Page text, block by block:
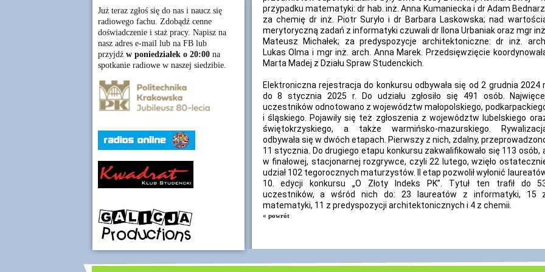
Już teraz zgłoś się do nas i naucz się
radiowego fachu. Zdobądź cenne
doświadczenie i staż pracy. Napisz na
nasz adres e-mail lub na FB lub
przyjdź w poniedziałek o 20:00na
spotkanie radiowe w naszej siedzibie.
przypadku matematyki: dr hab. inż. Anna Kumaniecka i dr Adam
za chemię dr inż. Piotr Suryło i dr Barbara Laskowska; nad
merytoryczną zadań z informatyki czuwali dr Ilona Urbaniak oraz mgr inż.
Mateusz Michałek; za predyspozycje architektoniczne: dr inż. arch.
Lukas Olma i mgr inż. arch. Anna Marek. Przedsięwzięcie
Marta Madej z Działu Spraw Studenckich.
Elektroniczna rejestracja do konkursu odbywała się od 2 grudnia 2024 r.
do 8 stycznia 2025 r. Do udziału zgłosiło się 491 osób.
uczestników odnotowano z województw małopolskiego,
i śląskiego. Pojawiły się też zgłoszenia z województw lubelskiego
świętokrzyskiego, a także warmińsko-mazurskiego.
odbywała się w dwóch etapach. Pierwszy z nich, zdalny,
11 stycznia. Do drugiego etapu konkursu zakwalifikowało się 113 osób,
w finałowej, stacjonarnej rozgrywce, czyli 22 lutego, wzięło
udział 102 tegorocznych maturzystów. II etap pozwolił wyłonić
10. edycji konkursu „O Złoty Indeks PK”. Tytuł ten trafił do
uczestników, a wśród nich do: 23 laureatów z informatyki, 15
matematyki, 11 z predyspozycji architektonicznych i 4 z chemii.
« powrót